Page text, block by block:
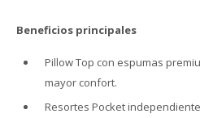
Beneficios principales
Pillow Top con espumas
mayor confort.
Resortes Pocket